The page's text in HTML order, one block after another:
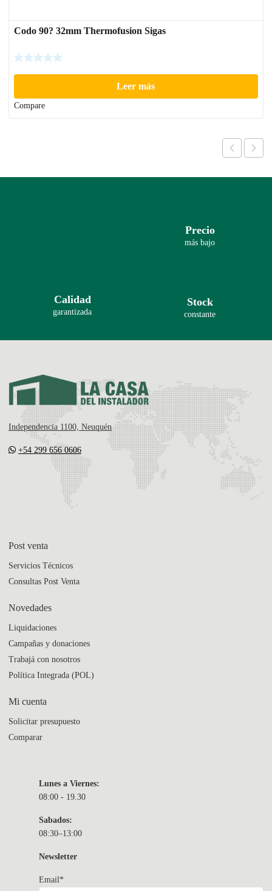
Codo 90? 32mm Thermofusion Sigas
Leer más
Compare
Precio
más bajo
Calidad
garantizada
Stock
constante
Independencia 1100, Neuquén
+54 299 656 0606
Post venta
Servicios Técnicos
Consultas Post Venta
Novedades
Liquidaciones
Campañas y donaciones
Trabajá con nosotros
Política Integrada (POL)
Mi cuenta
Solicitar presupuesto
Comparar
Lunes a Viernes:
08:00 - 19.30
Sabados:
08:30–13:00
Newsletter
Email*